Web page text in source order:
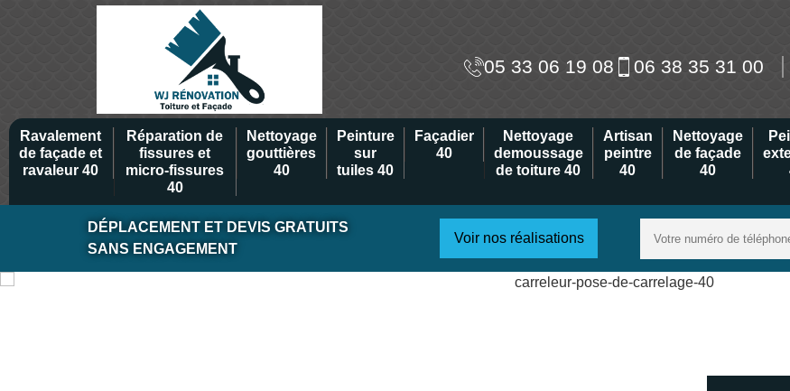
05 33 06 19 08 06 38 35 31 00
Ravalement
de façade et
ravaleur 40
Réparation de
fissures et
micro-fissures
40
Nettoyage
gouttières
40
Peinture
sur
tuiles 40
Façadier
40
Nettoyage
demoussage
de toiture 40
Artisan
peintre
40
Nettoyage
de façade
40
DÉPLACEMENT ET DEVIS GRATUITS
SANS ENGAGEMENT
Voir nos réalisations